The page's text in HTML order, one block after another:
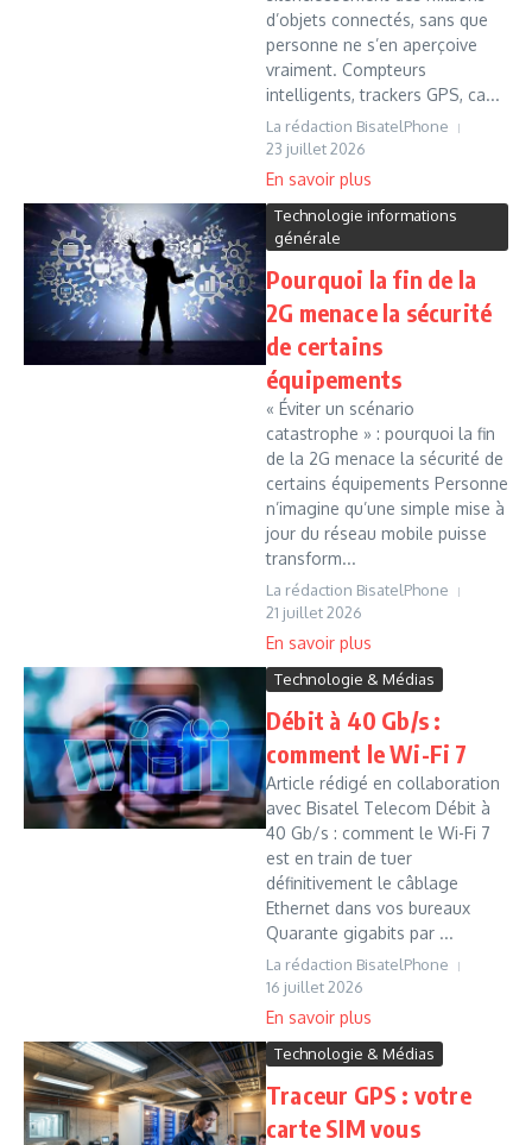
d’objets connectés, sans que
personne ne s’en aperçoive
vraiment. Compteurs
intelligents, trackers GPS, ca...
La rédaction BisatelPhone
23 juillet 2026
Technologie informations
générale
Pourquoi la fin de la
2G menace la sécurité
de certains
équipements
« Éviter un scénario
catastrophe » : pourquoi la fin
de la 2G menace la sécurité de
certains équipements Personne
n’imagine qu’une simple mise à
jour du réseau mobile puisse
transform...
La rédaction BisatelPhone
21 juillet 2026
Technologie & Médias
Débit à 40 Gb/s :
comment le Wi-Fi 7
Article rédigé en collaboration
avec Bisatel Telecom Débit à
40 Gb/s : comment le Wi-Fi 7
est en train de tuer
définitivement le câblage
Ethernet dans vos bureaux
Quarante gigabits par ...
La rédaction BisatelPhone
16 juillet 2026
Technologie & Médias
Traceur GPS : votre
carte SIM vous